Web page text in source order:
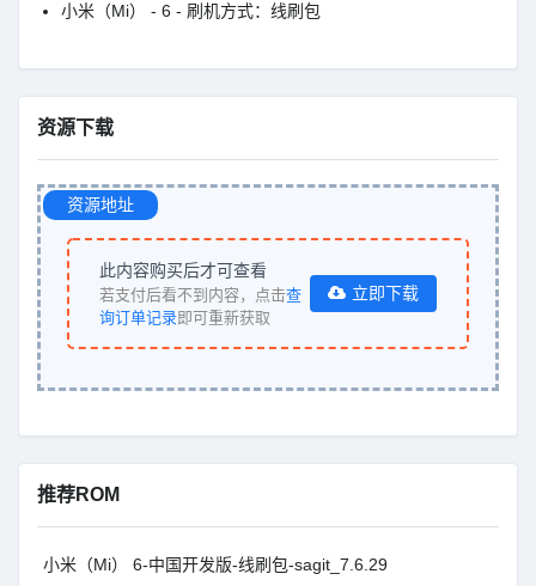
小米（Mi） - 6 - 刷机方式：线刷包
资源下载
资源地址
此内容购买后才可查看
若支付后看不到内容，点击查
询订单记录即可重新获取
立即下载
推荐ROM
小米（Mi） 6-中国开发版-线刷包-sagit_7.6.29